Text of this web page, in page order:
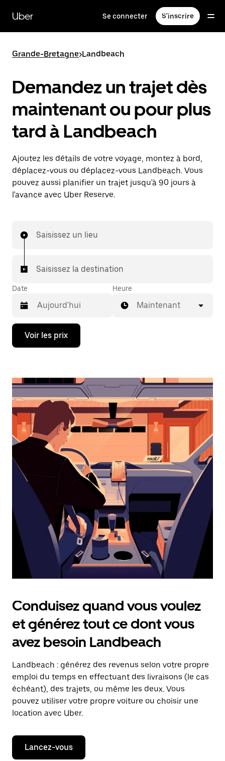
contenu
principal
Uber Se connecter S'inscrire
Grande-Bretagne>Landbeach
Demandez un trajet dès
maintenant ou pour plus
tard à Landbeach
Ajoutez les détails de votre voyage, montez à bord,
déplacez-vous ou déplacez-vous Landbeach. Vous
pouvez aussi planifier un trajet jusqu'à 90 jours à
l'avance avec Uber Reserve.
Saisissez un lieu
Saisissez la destination
Date
Appuyez
la
bas
ouvrir
le
calendrier
sélectionner
une
date.
Appuyez
sur
touche
pour
fermer
le
calendrier.
Heure
Maintenant
Voir les prix
Conduisez quand vous voulez
et générez tout ce dont vous
avez besoin Landbeach
Landbeach : générez des revenus selon votre propre
emploi du temps en effectuant des livraisons (le cas
échéant), des trajets, ou même les deux. Vous
pouvez utiliser votre propre voiture ou choisir une
location avec Uber.
Lancez-vous